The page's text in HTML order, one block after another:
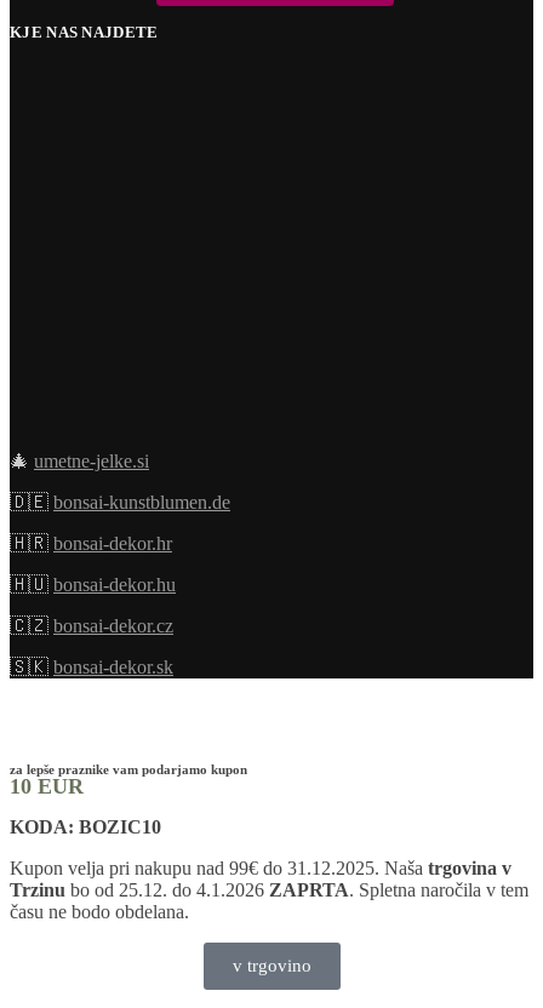
KJE NAS NAJDETE
🎄 umetne-jelke.si
🇩🇪 bonsai-kunstblumen.de
🇭🇷 bonsai-dekor.hr
🇭🇺 bonsai-dekor.hu
🇨🇿 bonsai-dekor.cz
🇸🇰 bonsai-dekor.sk
za lepše praznike vam podarjamo kupon
10 EUR
KODA: BOZIC10
Kupon velja pri nakupu nad 99€ do 31.12.2025. Naša trgovina v
Trzinu bo od 25.12. do 4.1.2026 ZAPRTA. Spletna naročila v tem
času ne bodo obdelana.
v trgovino